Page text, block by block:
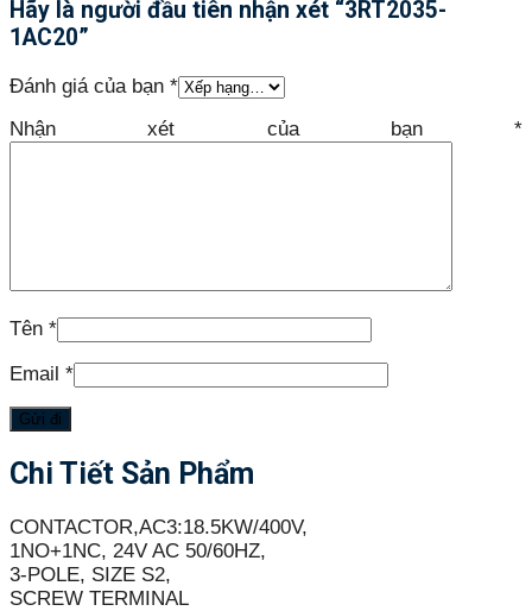
Hãy là người đầu tiên nhận xét “3RT2035-
1AC20”
Đánh giá của bạn *
Nhận xét của bạn *
Tên *
Email *
Chi Tiết Sản Phẩm
CONTACTOR,AC3:18.5KW/400V,
1NO+1NC, 24V AC 50/60HZ,
3-POLE, SIZE S2,
SCREW TERMINAL